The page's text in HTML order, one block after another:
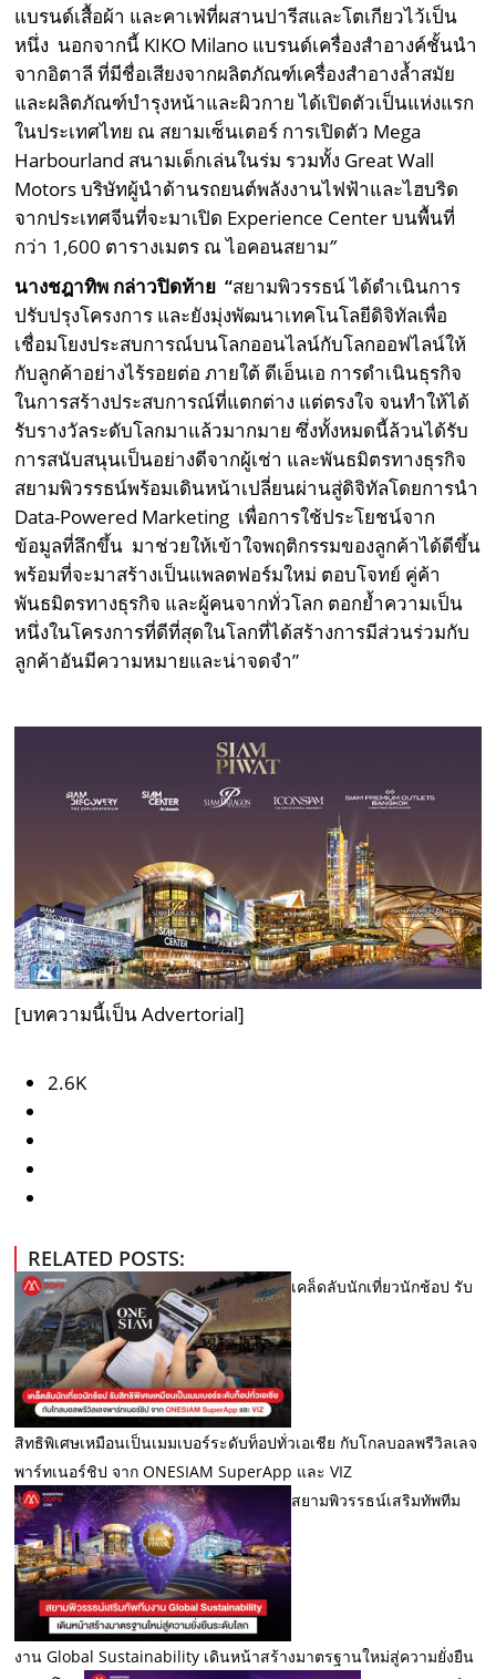
แบรนด์เสื้อผ้า และคาเฟ่ที่ผสานปารีสและโตเกียวไว้เป็น
หนึ่ง นอกจากนี้ KIKO Milano แบรนด์เครื่องสำอางค์ชั้นนำ
จากอิตาลี ที่มีชื่อเสียงจากผลิตภัณฑ์เครื่องสำอางล้ำสมัย
และผลิตภัณฑ์บำรุงหน้าและผิวกาย ได้เปิดตัวเป็นแห่งแรก
ในประเทศไทย ณ สยามเซ็นเตอร์ การเปิดตัว Mega
Harbourland สนามเด็กเล่นในร่ม รวมทั้ง Great Wall
Motors บริษัทผู้นำด้านรถยนต์พลังงานไฟฟ้าและไฮบริด
จากประเทศจีนที่จะมาเปิด Experience Center บนพื้นที่
กว่า 1,600 ตารางเมตร ณ ไอคอนสยาม”
นางชฎาทิพ กล่าวปิดท้าย“สยามพิวรรธน์ ได้ดำเนินการ
ปรับปรุงโครงการ และยังมุ่งพัฒนาเทคโนโลยีดิจิทัลเพื่อ
เชื่อมโยงประสบการณ์บนโลกออนไลน์กับโลกออฟไลน์ให้
กับลูกค้าอย่างไร้รอยต่อ ภายใต้ ดีเอ็นเอ การดำเนินธุรกิจ
ในการสร้างประสบการณ์ที่แตกต่าง แต่ตรงใจ จนทำให้ได้
รับรางวัลระดับโลกมาแล้วมากมาย ซึ่งทั้งหมดนี้ล้วนได้รับ
การสนับสนุนเป็นอย่างดีจากผู้เช่า และพันธมิตรทางธุรกิจ
สยามพิวรรธน์พร้อมเดินหน้าเปลี่ยนผ่านสู่ดิจิทัลโดยการนำ
Data-Powered Marketing เพื่อการใช้ประโยชน์จาก
ข้อมูลที่ลึกขึ้น มาช่วยให้เข้าใจพฤติกรรมของลูกค้าได้ดีขึ้น
พร้อมที่จะมาสร้างเป็นแพลตฟอร์มใหม่ ตอบโจทย์ คู่ค้า
พันธมิตรทางธุรกิจ และผู้คนจากทั่วโลก ตอกย้ำความเป็น
หนึ่งในโครงการที่ดีที่สุดในโลกที่ได้สร้างการมีส่วนร่วมกับ
ลูกค้าอันมีความหมายและน่าจดจำ”
[บทความนี้เป็น Advertorial]
2.6K
RELATED POSTS:
เคล็ดลับนักเที่ยวนักช้อป รับ
สิทธิพิเศษเหมือนเป็นเมมเบอร์ระดับท็อปทั่วเอเชีย กับโกลบอลพรีวิลเลจ
พาร์ทเนอร์ชิป จาก ONESIAM SuperApp และ VIZ
สยามพิวรรธน์เสริมทัพทีม
งาน Global Sustainability เดินหน้าสร้างมาตรฐานใหม่สู่ความยั่งยืน